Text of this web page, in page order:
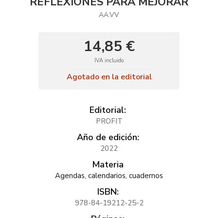
AA.VV
14,85 €
IVA incluido
Agotado en la editorial
Editorial:
PROFIT
Año de edición:
2022
Materia
Agendas, calendarios, cuadernos
ISBN:
978-84-19212-25-2